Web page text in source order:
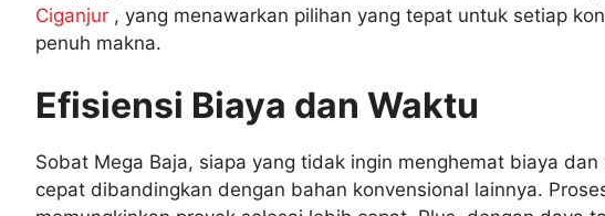
Ciganjur , yang menawarkan pilihan yang tepat untuk setiap
penuh makna.
Efisiensi Biaya dan Waktu
Sobat Mega Baja, siapa yang tidak ingin menghemat biaya
cepat dibandingkan dengan bahan konvensional lainnya.